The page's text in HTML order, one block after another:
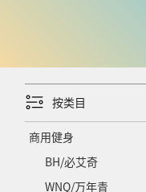
按类目
商用健身
BH/必艾奇
WNQ/万年青